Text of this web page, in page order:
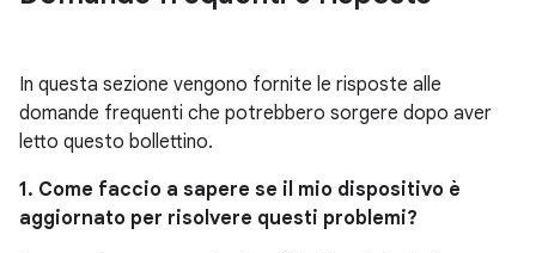
In questa sezione vengono fornite le risposte alle
domande frequenti che potrebbero sorgere dopo aver
letto questo bollettino.
1. Come faccio a sapere se il mio dispositivo è
aggiornato per risolvere questi problemi?